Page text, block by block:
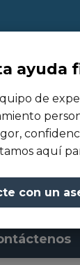
ayuda
de
aquí
con un
23/08/